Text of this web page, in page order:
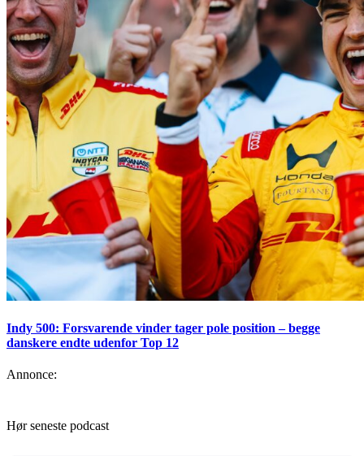
Indy 500: Forsvarende vinder tager pole position – begge
danskere endte udenfor Top 12
Annonce:
Hør seneste podcast